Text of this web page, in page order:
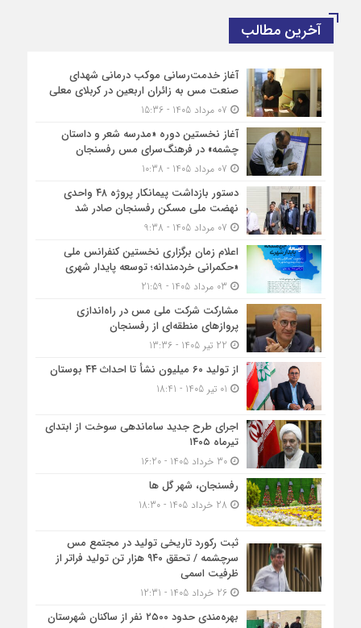
آخرین مطالب
آغاز خدمت‌رسانی موکب درمانی شهدای
صنعت مس به زائران اربعین در کربلای معلی
آغاز نخستین دوره «مدرسه شعر و داستان
چشمه» در فرهنگ‌سرای مس رفسنجان
دستور بازداشت پیمانکار پروژه ۴۸ واحدی
نهضت ملی مسکن رفسنجان صادر شد
اعلام زمان برگزاری نخستین کنفرانس ملی
«حکمرانی خردمندانه؛ توسعه پایدار شهری
مشارکت شرکت ملی مس در راه‌اندازی
پروازهای منطقه‌ای از رفسنجان
از تولید ۶۰ میلیون نشأ تا احداث ۴۴ بوستان
اجرای طرح جدید ساماندهی سوخت از ابتدای
تیرماه ۱۴۰۵
30 خرداد 1405 - 16:20
رفسنجان، شهر گل ها
ثبت رکورد تاریخی تولید در مجتمع مس
سرچشمه / تحقق ۹۴۰ هزار تن تولید فراتر از
ظرفیت اسمی
26 خرداد 1405 - 12:31
بهره‌مندی حدود ۲۵۰۰‌ نفر از ساکنان شهرستان